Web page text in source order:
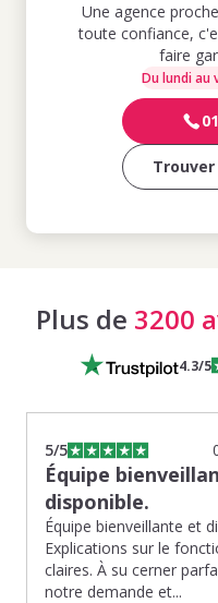
Une agence
toute confiance,
faire
Du lundi au
Plus de 3200
4.3/5
5/5
Équipe
disponible.
Équipe bienveillante et
Explications sur le
claires. À su cerner
notre demande et...